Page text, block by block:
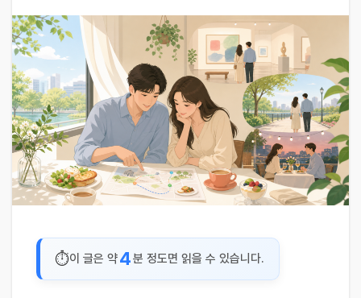
이 글은 약4분 정도면 읽을 수 있습니다.